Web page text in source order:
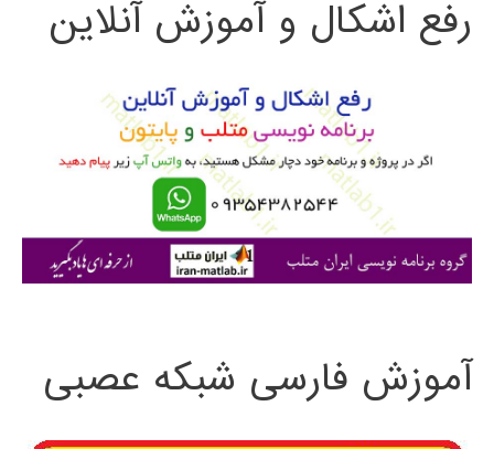
ج
ی
رفع اشکال و آموزش آنلاین
آموزش فارسی شبکه عصبی